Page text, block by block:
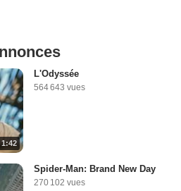
1:42
L'Odyssée
564 643 vues
Spider-Man: Brand New Day
270 102 vues